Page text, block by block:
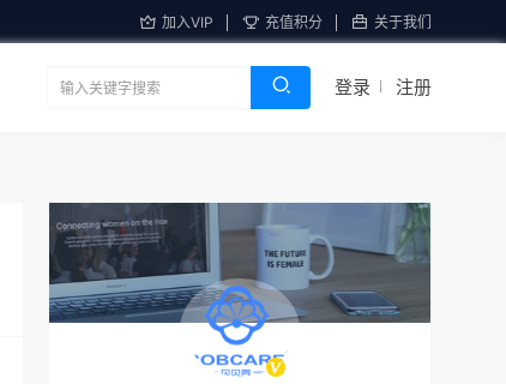
加入VIP 充值积分 关于我们
登录 注册